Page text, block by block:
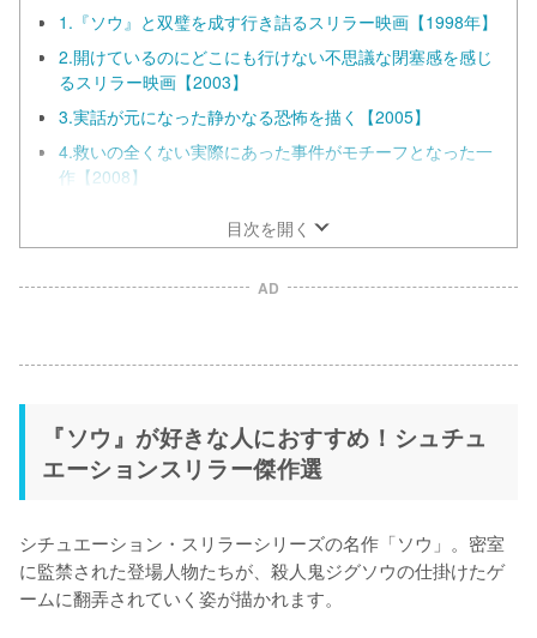
1.『ソウ』と双璧を成す行き詰るスリラー映画【1998年】
2.開けているのにどこにも行けない不思議な閉塞感を感じ
るスリラー映画【2003】
3.実話が元になった静かなる恐怖を描く【2005】
4.救いの全くない実際にあった事件がモチーフとなった一
作【2008】
目次を開く
AD
『ソウ』が好きな人におすすめ！シュチュ
エーションスリラー傑作選
シチュエーション・スリラーシリーズの名作「ソウ」。密室
に監禁された登場人物たちが、殺人鬼ジグソウの仕掛けたゲ
ームに翻弄されていく姿が描かれます。